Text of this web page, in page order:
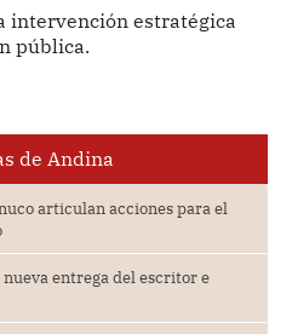
intervención estratégica
pública.
de Andina
articulan acciones para el
entrega del escritor e